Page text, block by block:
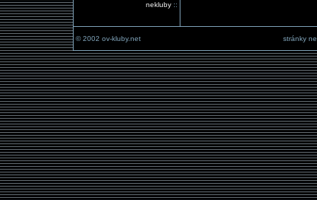
nekluby::
© 2002 ov-kluby.net stránky